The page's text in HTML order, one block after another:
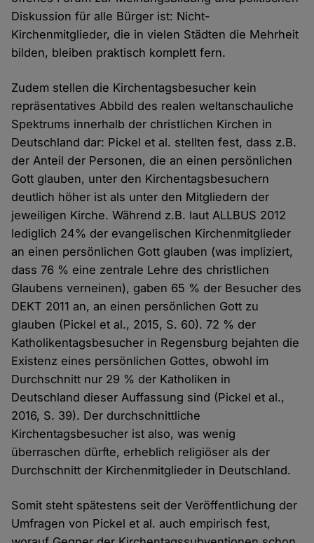
Diskussion für alle Bürger ist: Nicht-
Kirchenmitglieder, die in vielen Städten die Mehrheit
bilden, bleiben praktisch komplett fern.
Zudem stellen die Kirchentagsbesucher kein
repräsentatives Abbild des realen weltanschauliche
Spektrums innerhalb der christlichen Kirchen in
Deutschland dar: Pickel et al. stellten fest, dass z.B.
der Anteil der Personen, die an einen persönlichen
Gott glauben, unter den Kirchentagsbesuchern
deutlich höher ist als unter den Mitgliedern der
jeweiligen Kirche. Während z.B. laut ALLBUS 2012
lediglich 24% der evangelischen Kirchenmitglieder
an einen persönlichen Gott glauben (was impliziert,
dass 76 % eine zentrale Lehre des christlichen
Glaubens verneinen), gaben 65 % der Besucher des
DEKT 2011 an, an einen persönlichen Gott zu
glauben (Pickel et al., 2015, S. 60). 72 % der
Katholikentagsbesucher in Regensburg bejahten die
Existenz eines persönlichen Gottes, obwohl im
Durchschnitt nur 29 % der Katholiken in
Deutschland dieser Auffassung sind (Pickel et al.,
2016, S. 39). Der durchschnittliche
Kirchentagsbesucher ist also, was wenig
überraschen dürfte, erheblich religiöser als der
Durchschnitt der Kirchenmitglieder in Deutschland.
Somit steht spätestens seit der Veröffentlichung der
Umfragen von Pickel et al. auch empirisch fest,